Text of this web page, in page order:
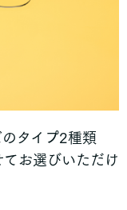
タイプ2種類
てお選びいただけ